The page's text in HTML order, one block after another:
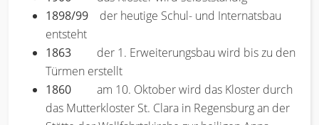
1898/99 der heutige Schul- und Internatsbau
entsteht
1863 der 1. Erweiterungsbau wird bis zu den
Türmen erstellt
1860
am 10. Oktober wird das Kloster durch
das Mutterkloster St. Clara in Regensburg an der